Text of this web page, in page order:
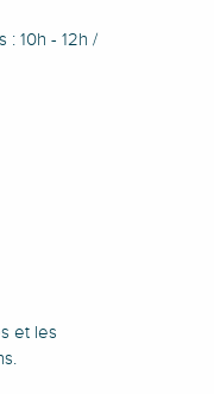
: 10h - 12h /
et les